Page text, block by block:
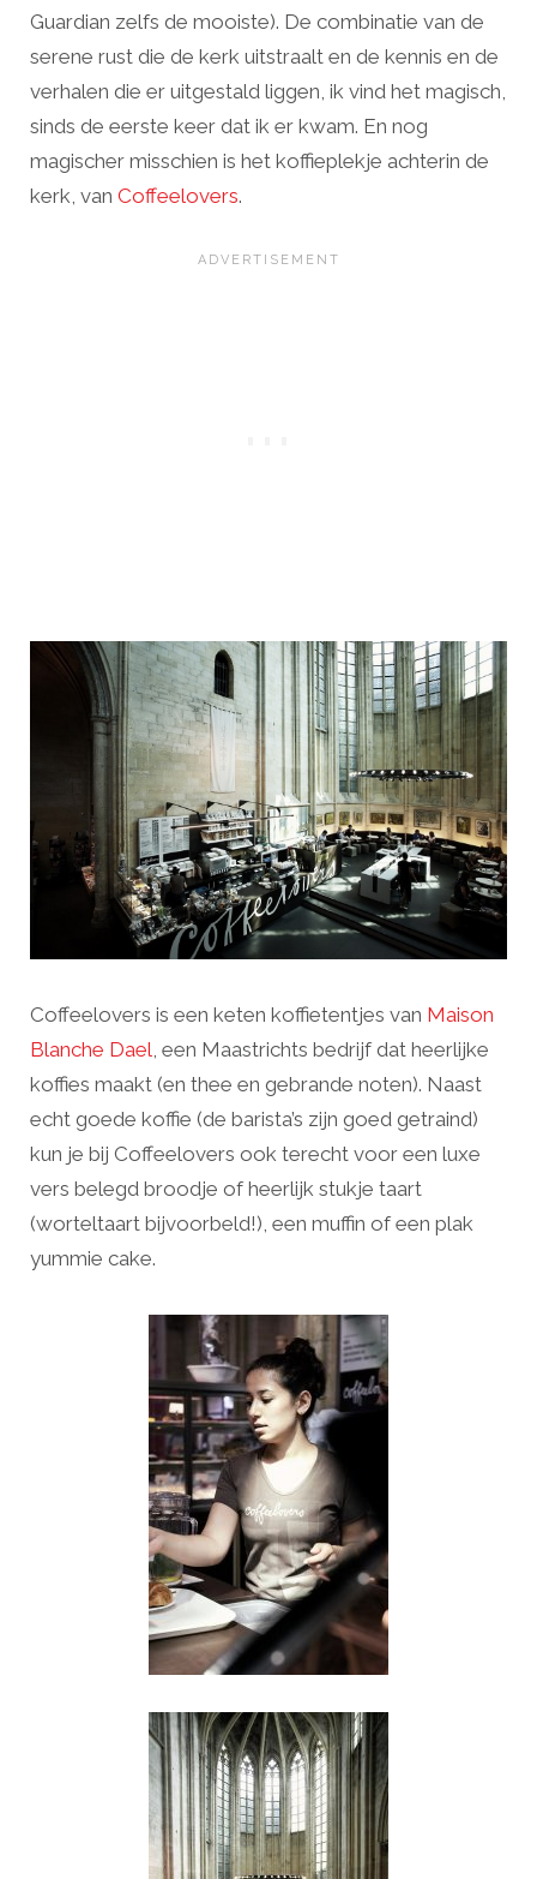
Guardian zelfs de mooiste). De combinatie van de
serene rust die de kerk uitstraalt en de kennis en de
verhalen die er uitgestald liggen, ik vind het magisch,
sinds de eerste keer dat ik er kwam. En nog
magischer misschien is het koffieplekje achterin de
kerk, van Coffeelovers.
Coffeelovers is een keten koffietentjes van Maison
Blanche Dael , een Maastrichts bedrijf dat heerlijke
koffies maakt (en thee en gebrande noten). Naast
echt goede koffie (de barista’s zijn goed getraind)
kun je bij Coffeelovers ook terecht voor een luxe
vers belegd broodje of heerlijk stukje taart
(worteltaart bijvoorbeld!), een muffin of een plak
yummie cake.